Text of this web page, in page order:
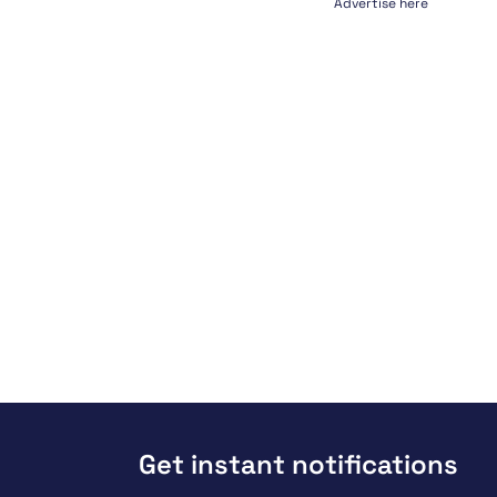
Advertise here
Get instant notifications